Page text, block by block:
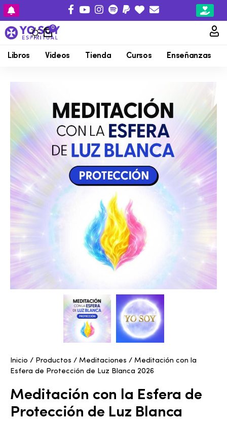
0
Libros Videos Tienda Cursos Enseñanzas
Inicio / Productos / Meditaciones / Meditación con la
Esfera de Protección de Luz Blanca 2026
Meditación con la Esfera de
Protección de Luz Blanca